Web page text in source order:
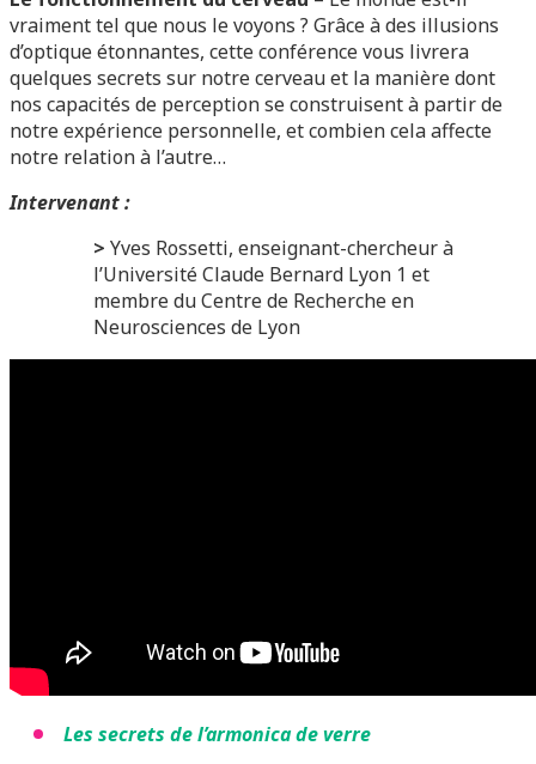
vraiment tel que nous le voyons ? Grâce à des illusions
d’optique étonnantes, cette conférence vous livrera
quelques secrets sur notre cerveau et la manière dont
nos capacités de perception se construisent à partir de
notre expérience personnelle, et combien cela affecte
notre relation à l’autre…
Intervenant :
> Yves Rossetti, enseignant-chercheur à
l’Université Claude Bernard Lyon 1 et
membre du Centre de Recherche en
Neurosciences de Lyon
Les secrets de l’armonica de verre